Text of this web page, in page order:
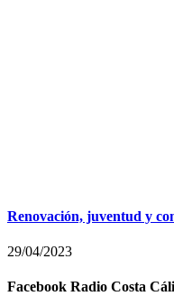
Renovación, juventud y
29/04/2023
Facebook Radio Costa